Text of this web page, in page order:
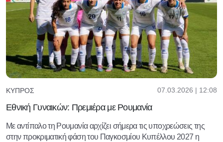
ΚΎΠΡΟΣ 07.03.2026 | 12:08
Εθνική Γυναικών: Πρεμιέρα με Ρουμανία
Με αντίπαλο τη Ρουμανία αρχίζει σήμερα τις υποχρεώσεις της
στην προκριματική φάση του Παγκοσμίου Κυπέλλου 2027 η